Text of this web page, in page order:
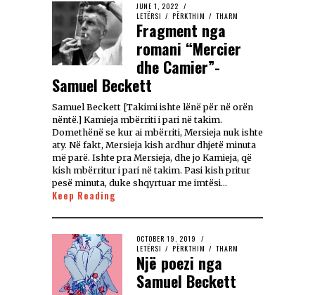
JUNE 1, 2022
LETËRSI / PËRKTHIM / THARM
Fragment nga
romani “Mercier
dhe Camier”-
Samuel Beckett
Samuel Beckett [Takimi ishte lënë për në orën
nëntë.] Kamieja mbërriti i pari në takim.
Domethënë se kur ai mbërriti, Mersieja nuk ishte
aty. Në fakt, Mersieja kish ardhur dhjetë minuta
më parë. Ishte pra Mersieja, dhe jo Kamieja, që
kish mbërritur i pari në takim. Pasi kish pritur
pesë minuta, duke shqyrtuar me imtësi…
Keep Reading
OCTOBER 19, 2019
LETËRSI / PËRKTHIM / THARM
Një poezi nga
Samuel Beckett